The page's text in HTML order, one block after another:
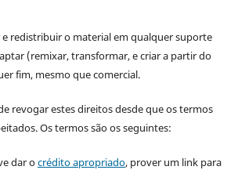
redistribuir o material em qualquer suporte
(remixar, transformar, e criar a partir do
fim, mesmo que comercial.
revogar estes direitos desde que os termos
Os termos são os seguintes:
dar ocrédito apropriado, prover um link para